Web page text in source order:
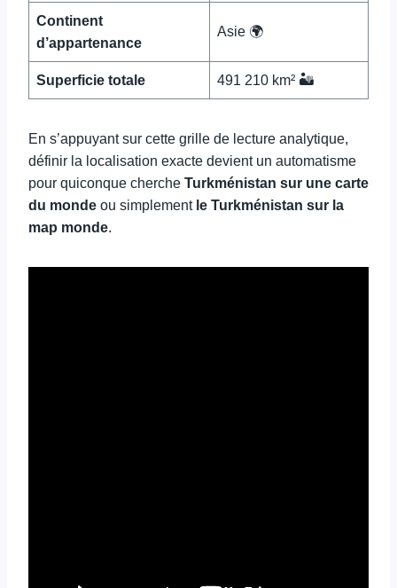
Continent
d’appartenance
Asie 🌍
Superficie totale 491 210 km² 🏜️
En s’appuyant sur cette grille de lecture analytique,
définir la localisation exacte devient un automatisme
pour quiconque cherche Turkménistan sur une carte
du monde ou simplement le Turkménistan sur la
map monde.